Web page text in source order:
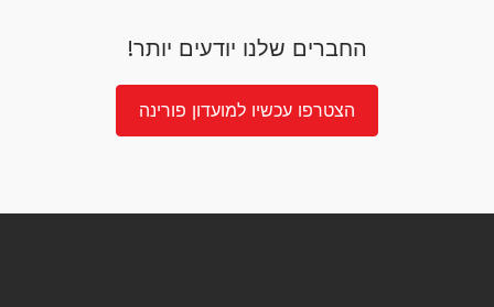
החברים שלנו יודעים יותר!
הצטרפו עכשיו למועדון פורינה